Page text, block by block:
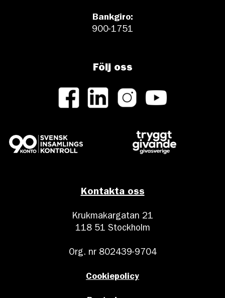
Kontakta oss
Krukmakargatan 21
118 51 Stockholm
Org. nr 802439-9704
Cookiepolicy
Bankgiro:
900-1751
Följ oss